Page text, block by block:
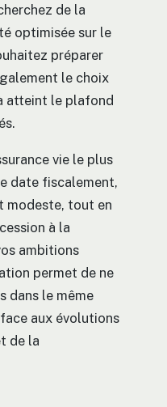
de la
optimisée sur le
préparer
le choix
atteint le plafond
vie le plus
date fiscalement,
modeste, tout en
à la
ambitions
permet de ne
dans le même
aux évolutions
de la